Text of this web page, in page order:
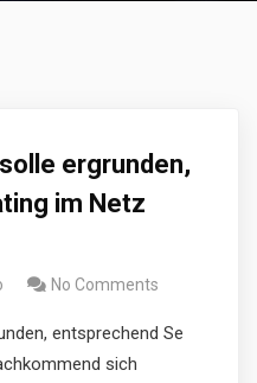
ergrunden,
im Netz
No Comments
entsprechend Se
sich